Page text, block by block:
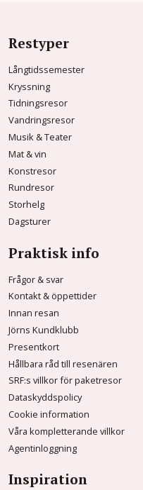
Restyper
Långtidssemester
Kryssning
Tidningsresor
Vandringsresor
Musik & Teater
Mat & vin
Konstresor
Rundresor
Storhelg
Dagsturer
Praktisk info
Frågor & svar
Kontakt & öppettider
Innan resan
Jörns Kundklubb
Presentkort
Hållbara råd till resenären
SRF:s villkor för paketresor
Dataskyddspolicy
Cookie information
Våra kompletterande villkor
Agentinloggning
Inspiration